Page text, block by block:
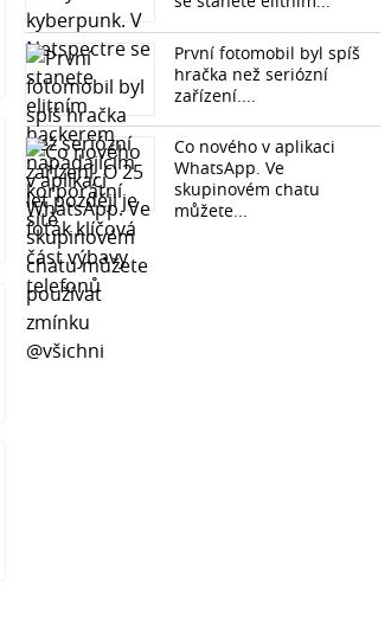
První fotomobil byl spíš
hračka než seriózní
zařízení....
Co nového v aplikaci
WhatsApp. Ve
skupinovém chatu
můžete...